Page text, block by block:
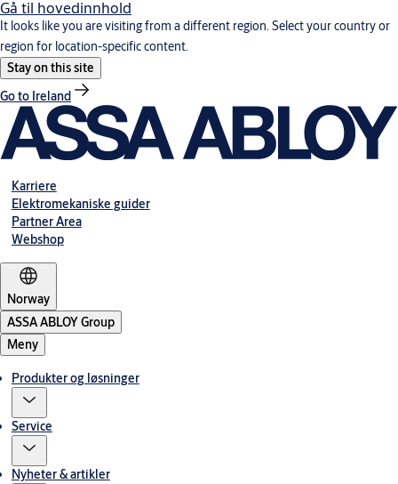
Gå til hovedinnhold
It looks like you are visiting from a different region. Select your country or
region for location-specific content.
Stay on this site
Go to Ireland
Karriere
Elektromekaniske guider
Partner Area
Webshop
Norway
ASSA ABLOY Group
Meny
Produkter og løsninger
Service
Nyheter & artikler